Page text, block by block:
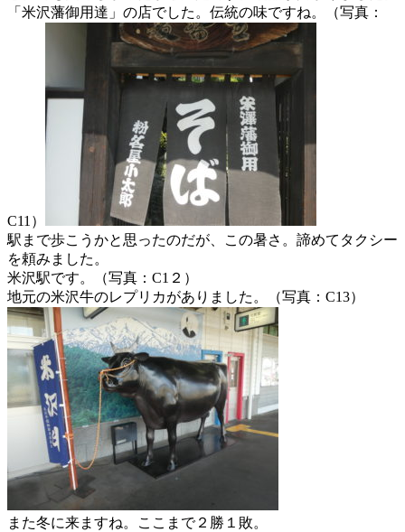
「米沢藩御用達」の店でした。伝統の味ですね。（写真：
C11）
駅まで歩こうかと思ったのだが、この暑さ。諦めてタクシー
を頼みました。
米沢駅です。（写真：C1２）
地元の米沢牛のレプリカがありました。（写真：C13）
また冬に来ますね。ここまで２勝１敗。